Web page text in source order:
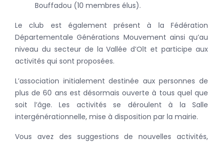
Bouffadou (10 membres élus).
Le club est également présent à la Fédération
Départementale Générations Mouvement ainsi qu’au
niveau du secteur de la Vallée d’Olt et participe aux
activités qui sont proposées.
L’association initialement destinée aux personnes de
plus de 60 ans est désormais ouverte à tous quel que
soit l’âge. Les activités se déroulent à la Salle
intergénérationnelle, mise à disposition par la mairie.
Vous avez des suggestions de nouvelles activités,